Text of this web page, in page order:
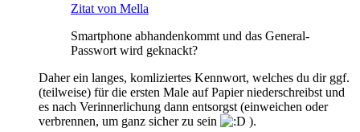
Zitat von Mella
Smartphone abhandenkommt und das General-
Passwort wird geknackt?
Daher ein langes, komliziertes Kennwort, welches du dir ggf.
(teilweise) für die ersten Male auf Papier niederschreibst und
es nach Verinnerlichung dann entsorgst (einweichen oder
verbrennen, um ganz sicher zu sein
).